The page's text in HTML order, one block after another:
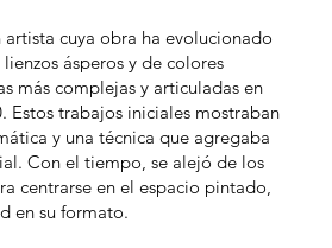
artista cuya obra ha evolucionado
ásperos y de colores
más complejas y articuladas en
Estos trabajos iniciales mostraban
y una técnica que agregaba
Con el tiempo, se alejó de los
centrarse en el espacio pintado,
en su formato.